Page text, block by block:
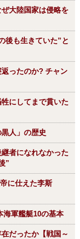
大陸国家は侵略を
後も生きていた”と
ったのか? チャン
にしてまで貫いた
人」の歴史
者になれなかった
”
に仕えた李斯
海軍艦艇10の基本
だったか【戦国～